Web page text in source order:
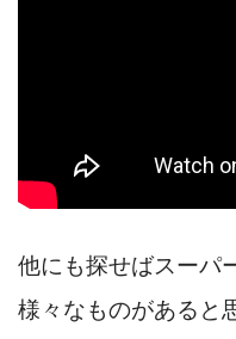
他にも探せばスーパ
様々なものがあると